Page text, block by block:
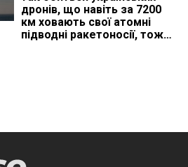
дронів, що навіть за 7200
км ховають свої атомні
підводні ракетоносії, тож